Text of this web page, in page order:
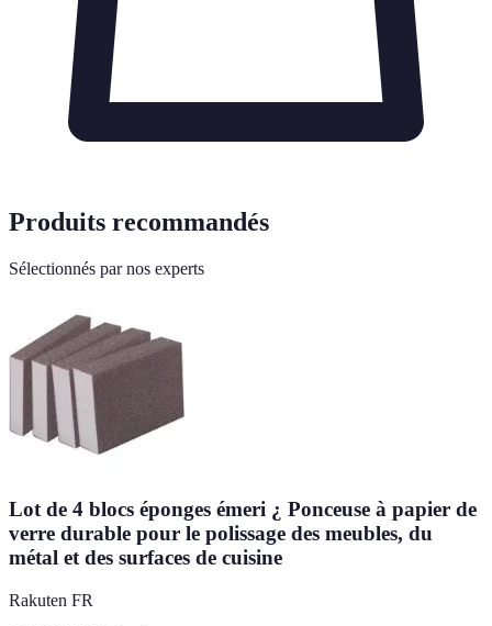
Produits recommandés
Sélectionnés par nos experts
Lot de 4 blocs éponges émeri ¿ Ponceuse à papier de
verre durable pour le polissage des meubles, du
métal et des surfaces de cuisine
Rakuten FR